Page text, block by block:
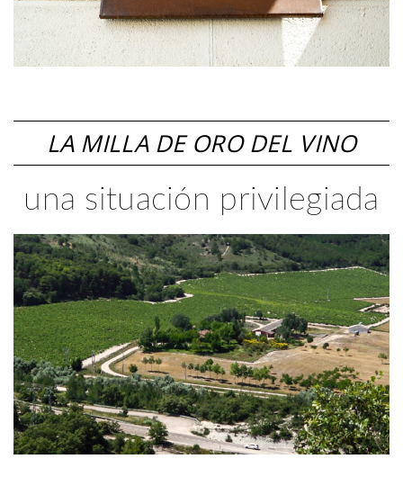
LA MILLA DE ORO DEL VINO
una situación privilegiada